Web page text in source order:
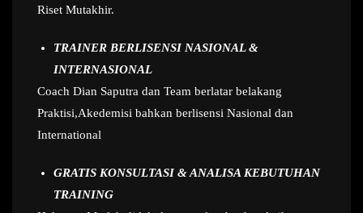
Riset Mutakhir.
TRAINER BERLISENSI NASIONAL &
INTERNASIONAL
Coach Dian Saputra dan Team berlatar belakang
Praktisi,Akedemisi bahkan berlisensi Nasional dan
International
GRATIS KONSULTASI & ANALISA KEBUTUHAN
TRAINING